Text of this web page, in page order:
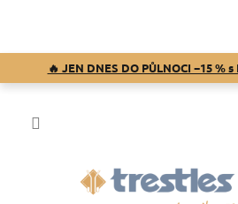
🔥 JEN DNES DO PŮLNOCI −15 % s